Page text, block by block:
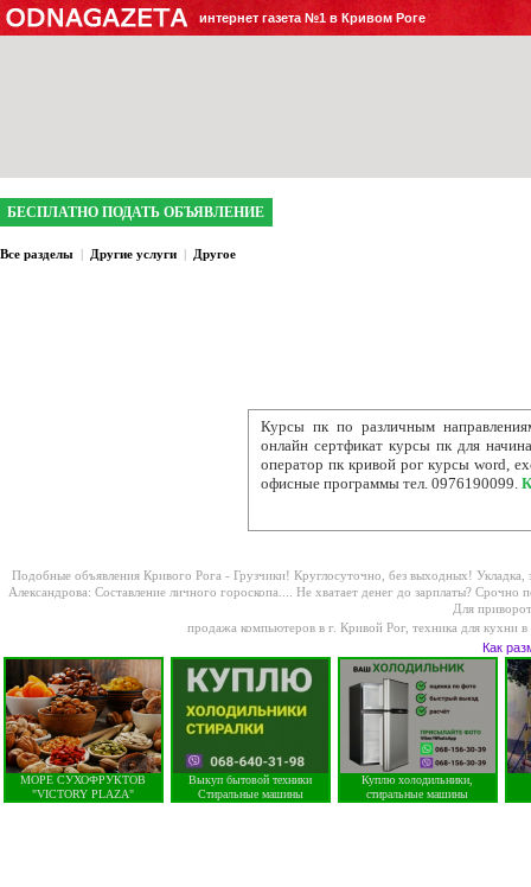
интернет газета №1 в Кривом Роге
БЕСПЛАТНО ПОДАТЬ ОБЪЯВЛЕНИЕ
Все разделы | Другие услуги | Другое
Курсы пк по различным
онлайн сертфикат курсы пк для
оператор пк кривой рог курсы word,
офисные программы тел. 0976190099.
Подобные объявления Кривого Рога - Грузчики! Круглосуточно, без выходных! Укладка,
Александрова: Составление личного гороскопа....Не хватает денег до зарплаты?
Для
продажа компьютеров в г. Кривой Рог, техника для кухни
Как
МОРЕ СУХОФРУКТОВ
"VICTORY PLAZA"
Выкуп бытовой техники
Стиральные машины
Куплю холодильники,
стиральные машины